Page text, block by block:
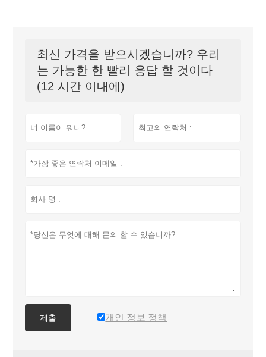
최신 가격을 받으시겠습니까? 우리
는 가능한 한 빨리 응답 할 것이다
(12 시간 이내에)
제출 개인 정보 정책